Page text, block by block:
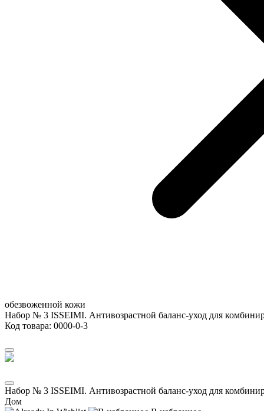
обезвоженной кожи
Набор № 3 ISSEIMI. Антивозрастной баланс-уход для
Код товара: 0000-0-3
Набор № 3 ISSEIMI. Антивозрастной баланс-уход для
Дом